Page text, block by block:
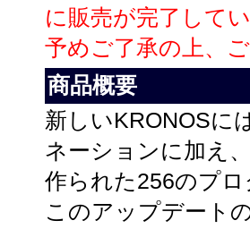
に販売が完了して
予めご了承の上、
商品概要
新しいKRONOSに
ネーションに加え
作られた256のプ
このアップデート